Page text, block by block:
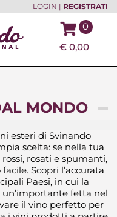
LOGIN | REGISTRATI
0
€ 0,00
MONDO
esteri di Svinando
scelta: se nella tua
rosati e spumanti,
Scopri l’accurata
Paesi, in cui la
fetta nel
il vino perfetto per